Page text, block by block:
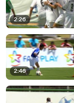
2:26
2:46